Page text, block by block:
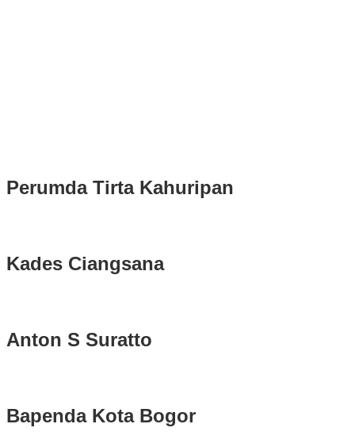
Perumda Tirta Kahuripan
Kades Ciangsana
Anton S Suratto
Bapenda Kota Bogor